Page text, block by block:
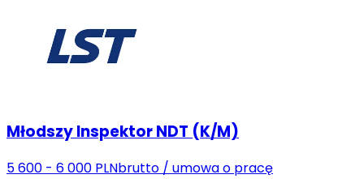
Młodszy Inspektor NDT (K/M)
5 600 - 6 000 PLNbrutto / umowa o pracę